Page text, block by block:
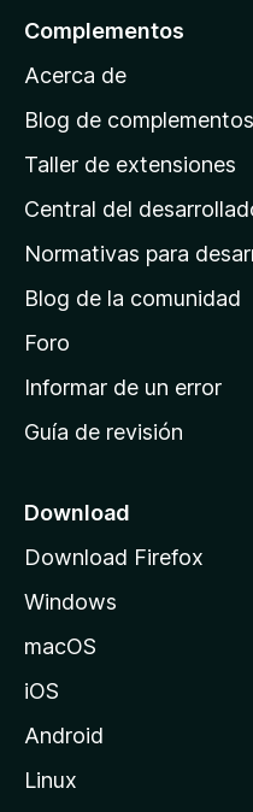
p
á
n
a
e
i
n
c
o
e
M
i
l
Complementos
Acerca de
Blog de
Taller de extensiones
Central del
Normativas para
Blog de la comunidad
Foro
Informar de un error
Guía de revisión
Download
Download Firefox
Windows
macOS
iOS
Android
Linux